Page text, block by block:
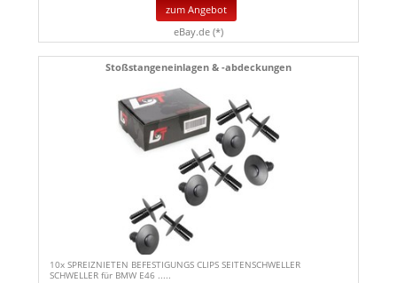
zum Angebot
eBay.de (*)
Stoßstangeneinlagen & -abdeckungen
10x SPREIZNIETEN BEFESTIGUNGS CLIPS SEITENSCHWELLER
SCHWELLER für BMW E46 .....